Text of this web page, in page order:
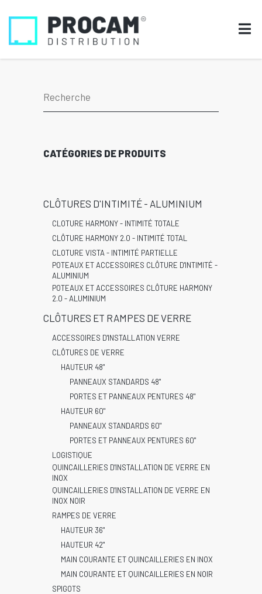
CATÉGORIES DE PRODUITS
CLÔTURES D'INTIMITÉ - ALUMINIUM
CLOTURE HARMONY - INTIMITÉ TOTALE
CLÔTURE HARMONY 2.0 - INTIMITÉ TOTAL
CLOTURE VISTA - INTIMITÉ PARTIELLE
POTEAUX ET ACCESSOIRES CLÔTURE D'INTIMITÉ -
ALUMINIUM
POTEAUX ET ACCESSOIRES CLÔTURE HARMONY
2.0 - ALUMINIUM
CLÔTURES ET RAMPES DE VERRE
ACCESSOIRES D'INSTALLATION VERRE
CLÔTURES DE VERRE
HAUTEUR 48"
PANNEAUX STANDARDS 48"
PORTES ET PANNEAUX PENTURES 48"
HAUTEUR 60"
PANNEAUX STANDARDS 60"
PORTES ET PANNEAUX PENTURES 60"
LOGISTIQUE
QUINCAILLERIES D'INSTALLATION DE VERRE EN
INOX
QUINCAILLERIES D'INSTALLATION DE VERRE EN
INOX NOIR
RAMPES DE VERRE
HAUTEUR 36"
HAUTEUR 42"
MAIN COURANTE ET QUINCAILLERIES EN INOX
MAIN COURANTE ET QUINCAILLERIES EN NOIR
SPIGOTS